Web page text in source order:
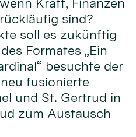
sind?
soll es zukünftig
Formates „Ein
besuchte der
fusionierte
und St. Gertrud in
zum Austausch